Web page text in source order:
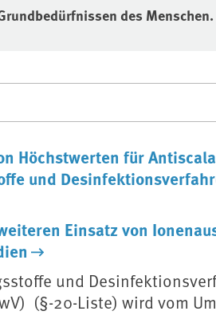
des Menschen.
Höchstwerten für
und
Einsatz von
und
(§-20-Liste) wird vom